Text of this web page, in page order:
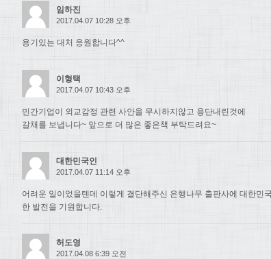
임하진
2017.04.07 10:28 오후
용기있는 대처 응원합니다^^
이형택
2017.04.07 10:43 오후
민간기업이 외교감정 관련 사안을 무시하지않고 용단내린것에
갈채를 보냅니다~ 앞으로 더 많은 좋은책 부탁드려요~
대한민국인
2017.04.07 11:14 오후
어려운 일이었을텐데 이렇게 결단해주신 은행나무 출판사에 대한민
한 발전을 기원합니다.
허도영
2017.04.08 6:39 오전